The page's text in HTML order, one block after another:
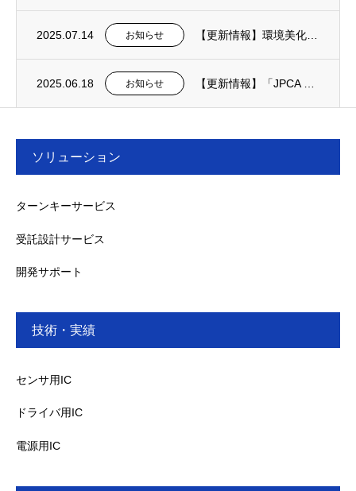
2025.07.14 お知らせ
2025.06.18 お知らせ
ソリューション
ターンキーサービス
受託設計サービス
開発サポート
技術・実績
センサ用IC
ドライバ用IC
電源用IC